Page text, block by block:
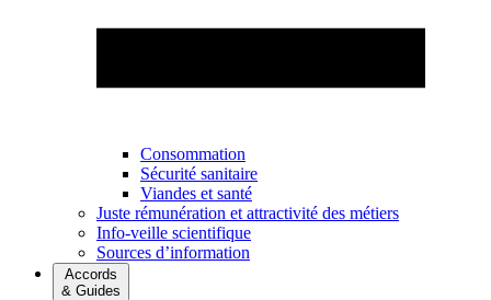
Consommation
Sécurité sanitaire
Viandes et santé
Juste rémunération et attractivité des métiers
Info-veille scientifique
Sources d’information
Accords
& Guides